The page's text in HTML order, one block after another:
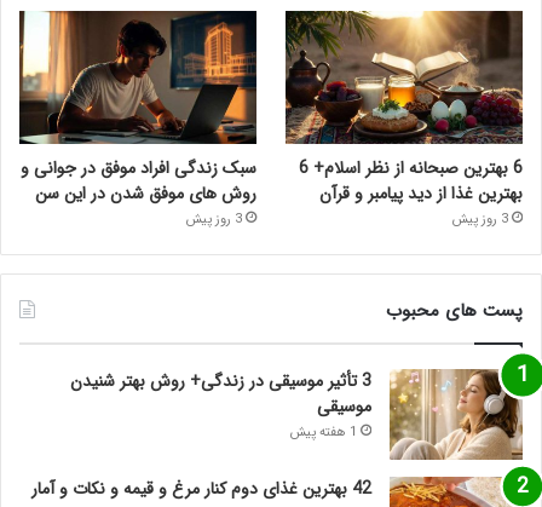
6 بهترین صبحانه از نظر اسلام+ 6
بهترین غذا از دید پیامبر و قرآن
3 روز پیش
سبک زندگی افراد موفق در جوانی و
روش های موفق شدن در این سن
3 روز پیش
پست های محبوب
3 تأثیر موسیقی در زندگی+ روش بهتر شنیدن
موسیقی
1 هفته پیش
42 بهترین غذای دوم کنار مرغ و قیمه و نکات و آمار